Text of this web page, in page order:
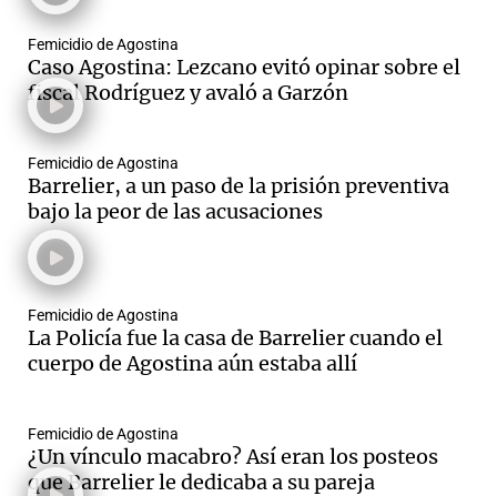
Femicidio de Agostina
Caso Agostina: Lezcano evitó opinar sobre el
fiscal Rodríguez y avaló a Garzón
Femicidio de Agostina
Barrelier, a un paso de la prisión preventiva
bajo la peor de las acusaciones
Femicidio de Agostina
La Policía fue la casa de Barrelier cuando el
cuerpo de Agostina aún estaba allí
Femicidio de Agostina
¿Un vínculo macabro? Así eran los posteos
que Barrelier le dedicaba a su pareja
Notas
Notas